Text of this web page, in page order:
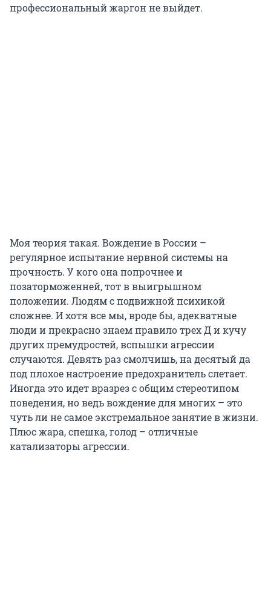
профессиональный жаргон не выйдет.
Моя теория такая. Вождение в России –
регулярное испытание нервной системы на
прочность. У кого она попрочнее и
позаторможенней, тот в выигрышном
положении. Людям с подвижной психикой
сложнее. И хотя все мы, вроде бы, адекватные
люди и прекрасно знаем правило трех Д и кучу
других премудростей, вспышки агрессии
случаются. Девять раз смолчишь, на десятый да
под плохое настроение предохранитель слетает.
Иногда это идет вразрез с общим стереотипом
поведения, но ведь вождение для многих – это
чуть ли не самое экстремальное занятие в жизни.
Плюс жара, спешка, голод – отличные
катализаторы агрессии.